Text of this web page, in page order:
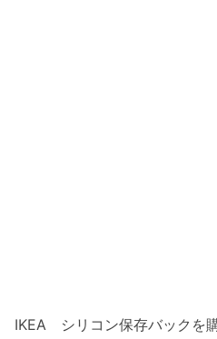
IKEA シリコン保存バックを購